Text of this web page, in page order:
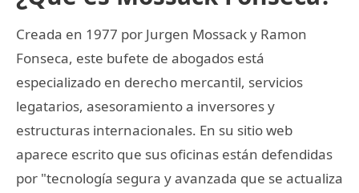
Creada en 1977 por Jurgen Mossack y Ramon
Fonseca, este bufete de abogados está
especializado en derecho mercantil, servicios
legatarios, asesoramiento a inversores y
estructuras internacionales. En su sitio web
aparece escrito que sus oficinas están defendidas
por "tecnología segura y avanzada que se actualiza